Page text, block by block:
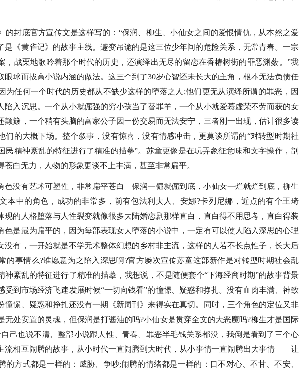
的封底官方宣传文是这样写的：“保润、柳生、小仙女之间的爱恨情仇，从本然之爱
是《黄雀记》的故事主线。遽变吊诡的是这三位少年间的危险关系，无常青春。一宗
，战栗地歌吟着那个时代的历史，还演绎出无尽的留恋在香椿树街的罪恶渊薮。”我
眼球而拔高小说内涵的做法。这三个到了30岁心智还未长大的主角，根本无法负债任
为任何一个时代的历史都从不缺少这样的堕落之人;他们更无从演绎所谓的罪恶，因
陷入沉思。一个从小就倔强的穷小孩当了替罪羊，一个从小就爱慕虚荣不劳而获的女
颠簸，一个稍有头脑的富家公子因一份交易而无法安宁，三者刚一出现，估计很多读
们的大概下场。整个叙事，没有惊喜，没有情感冲击，更莫谈所谓的“对转型时期社
民精神紊乱的特征进行了精准的描摹”。苏童更像是在玩弄象征意味和文字操作，剖
苍白无力，人物的形象更谈不上丰满，甚至非常扁平。
色没有艺术可塑性，非常扁平苍白：保润一倔就倔到底，小仙女一烂就烂到底，柳生
本中的角色，成功的非常多，前有包法利夫人、安娜?卡列尼娜，近点的有个王琦
现的人格堕落与人性裂变就像很多大陆婚恋剧那样直白，直白得不用思考，直白得装
色是最为扁平的，因为每部表现女人堕落的小说中，一定有可以使人陷入深思的心理
没有，一开始就是不学无术整体幻想的乡村非主流，这样的人若不长点性子，长大后
的事情么?谁愿意为之陷入深思啊?官方屡次宣传苏童这部新作是对转型时期社会乱
神紊乱的特征进行了精准的描摹，我想说，不是随便套个“下海经商时期”的故事背景
受到市场经济飞速发展时候“一切向钱看”的憧憬、疑惑和挣扎。没有血肉丰满、神致
憧憬、疑惑和挣扎还没有一期《新周刊》来得实在真切。同时，三个角色的定位又非
无处安置的灵魂，但保润是打酱油的吗?小仙女是贯穿全文的大恶魔吗?柳生才是国际
己也说不清。整部小说跟人性、青春、罪恶半毛钱关系都没，我倒是看到了三个心
流相互闹腾的故事，从小时代一直闹腾到大时代，从小事情一直闹腾出大事情——让
的方式都是一样的：威胁、争吵;闹腾的情绪都是一样的：口不对心、不甘、不安、